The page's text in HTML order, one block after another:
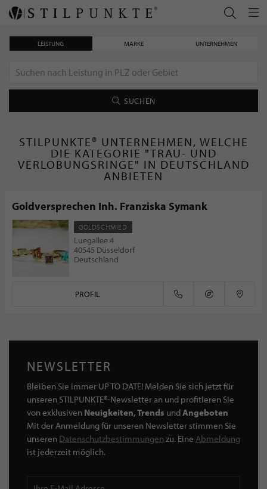
LEISTUNG MARKE UNTERNEHMEN
SUCHEN
STILPUNKTE® UNTERNEHMEN, WELCHE
DIE KATEGORIE "TRAU- UND
VERLOBUNGSRINGE" IN DEUTSCHLAND
ANBIETEN
Goldversprechen Inh. Franziska Symank
GOLDSCHMIED
Luegallee 4
40545 Düsseldorf
Deutschland
PROFIL
NEWSLETTER
Bleiben Sie immer UP TO DATE! Melden Sie sich jetzt für
unseren STILPUNKTE®-Newsletter an und profitieren Sie
von exklusiven Neuigkeiten, Trends undAngeboten
Mit der Anmeldung für unseren Newsletter stimmen Sie
unseren Datenschutzbestimmungen zu. Eine Abmeldung
ist jederzeit möglich.